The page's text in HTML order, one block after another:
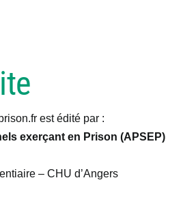
est édité par :
exerçant en Prison (APSEP)
– CHU d’Angers